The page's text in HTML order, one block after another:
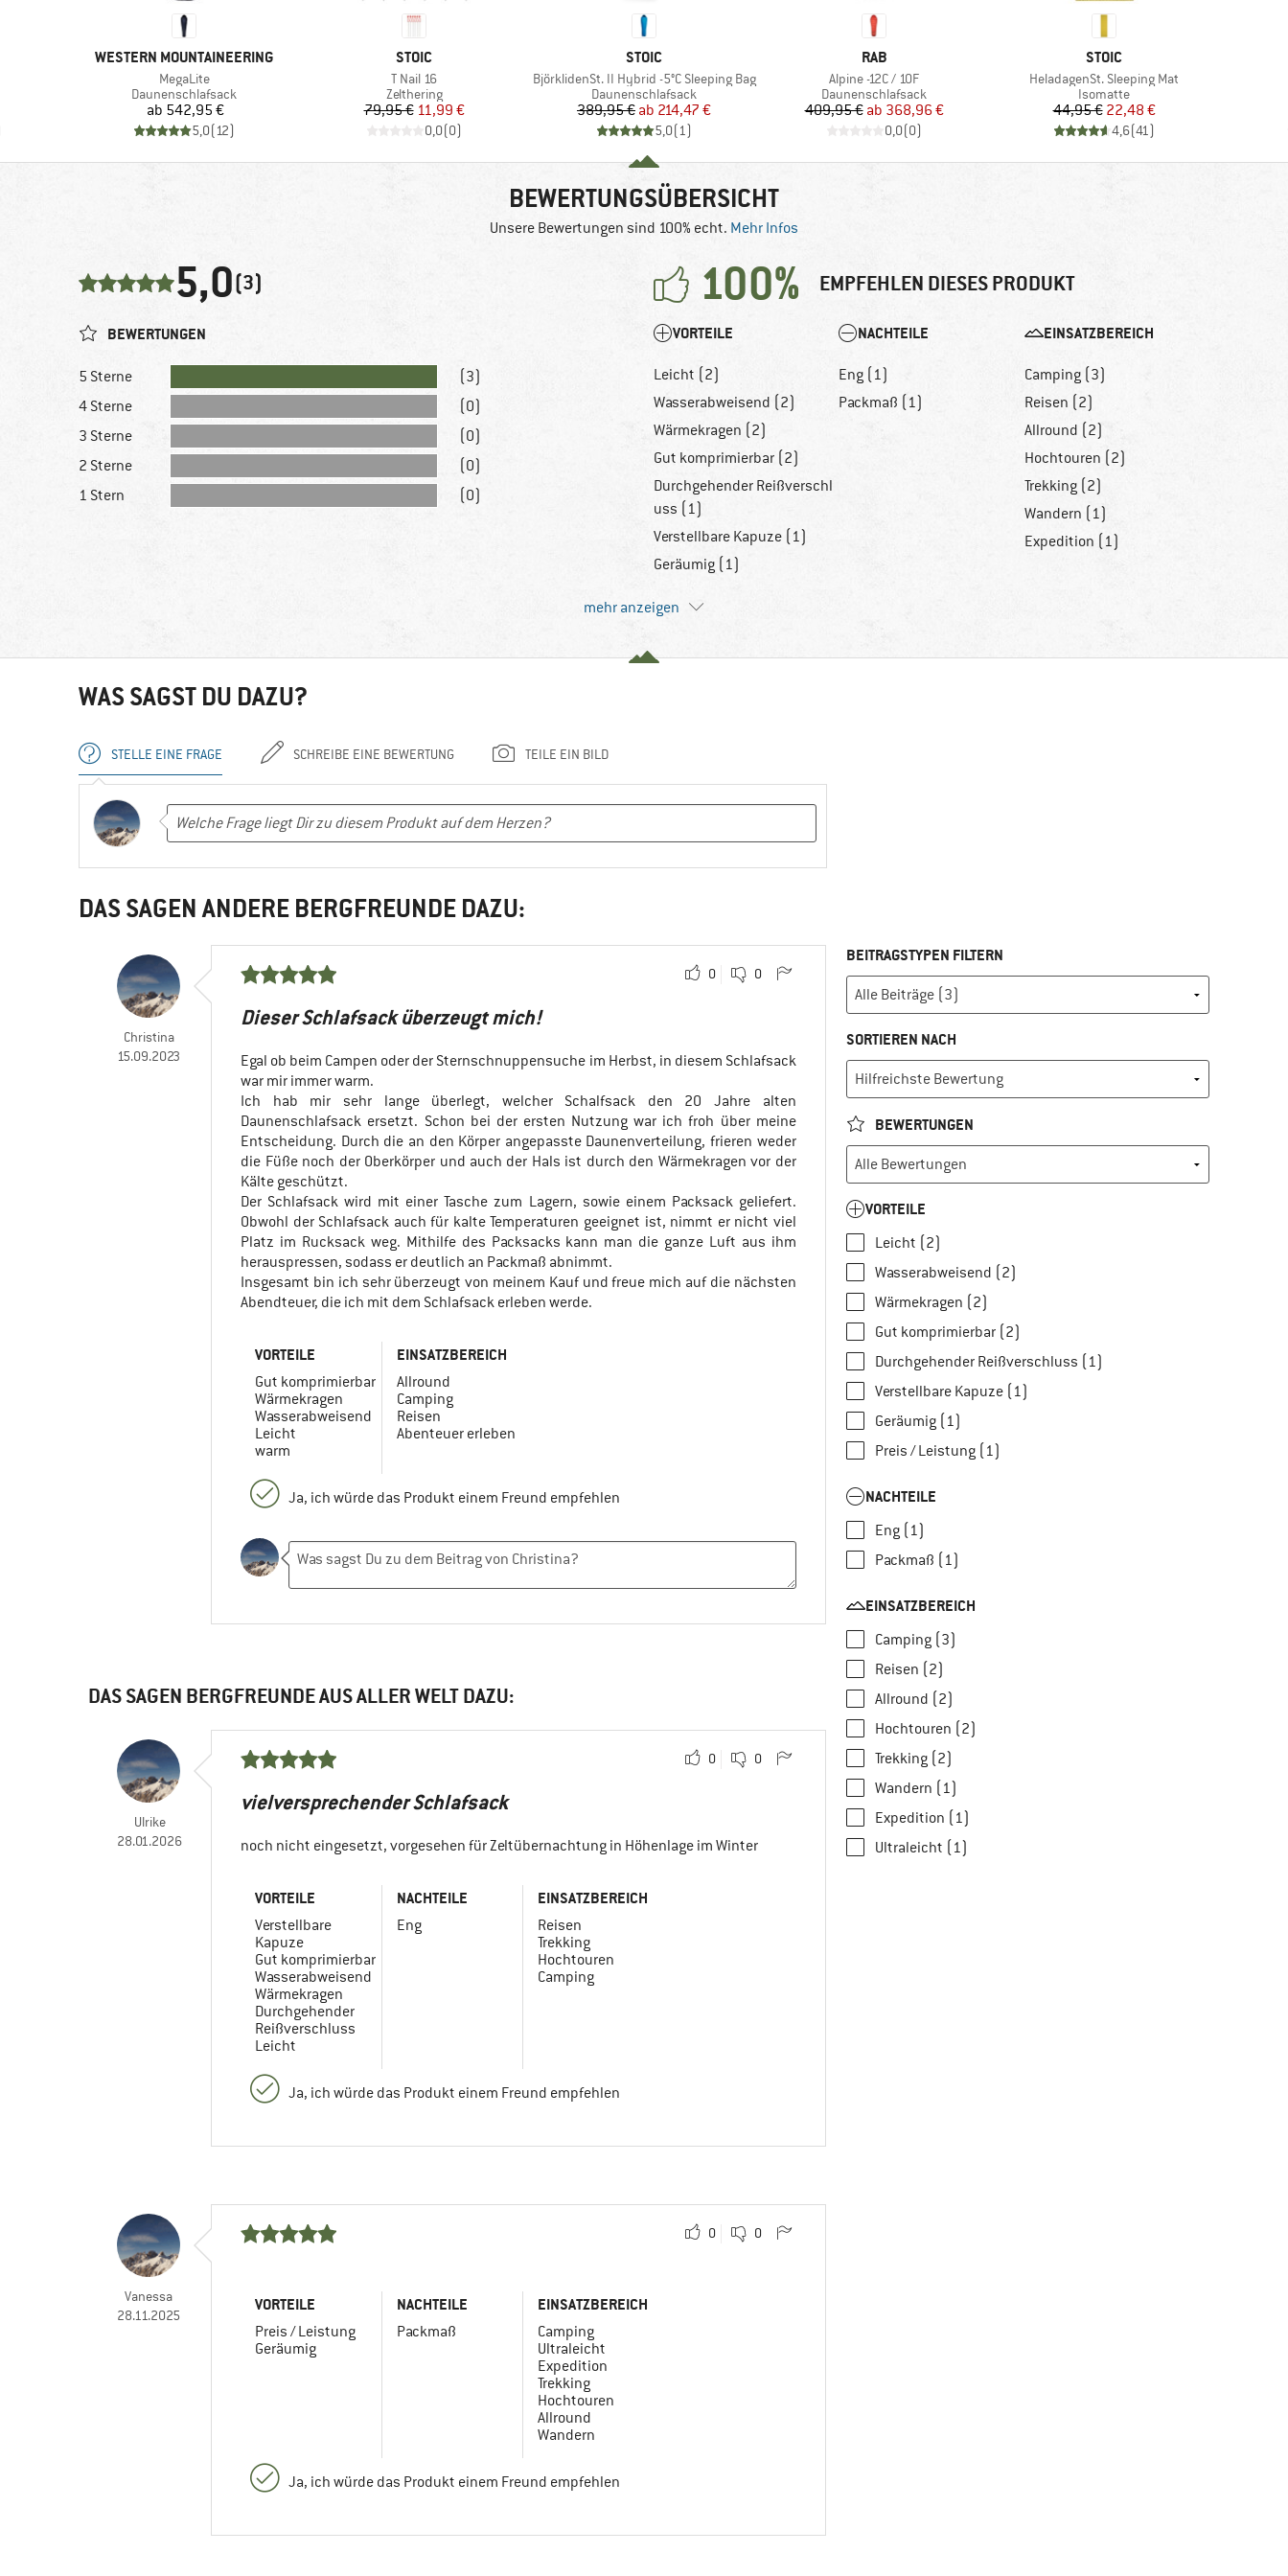
MARKE
WESTERN MOUNTAINEERING
Artikel
MegaLite
Produktgruppe
Daunenschlafsack
Preis
ab 542,95 €
5,0(12)
MARKE
STOIC
Artikel
T Nail 16
Produktgruppe
Zelthering
Preis
79,95 €reduzierter Preis
11,99 €
0,0(0)
MARKE
STOIC
Artikel
BjörklidenSt. II Hybrid -5°C Sleeping Bag
Produktgruppe
Daunenschlafsack
Preis
389,95 € reduzierter Preis
ab 214,47 €
5,0(1)
MARKE
RAB
Artikel
Alpine -12C / 10F
Produktgruppe
Daunenschlafsack
Preis
409,95 € reduzierter Preis
ab 368,96 €
0,0(0)
MARKE
STOIC
Artikel
HeladagenSt. Sleeping Mat
Produktgruppe
Isomatte
Preis
44,95 €reduzierter Preis
22,48 €
4,6(41)
BEWERTUNGSÜBERSICHT
Unsere Bewertungen sind 100% echt. Mehr Infos
5,0(3) 100% EMPFEHLEN DIESES PRODUKT
BEWERTUNGEN
5 Sterne
(3)
4 Sterne
(0)
3 Sterne
(0)
2 Sterne
(0)
1 Stern
(0)
VORTEILE
Leicht (2)
Wasserabweisend (2)
Wärmekragen (2)
Gut komprimierbar (2)
Durchgehender Reißverschl
uss (1)
Verstellbare Kapuze (1)
Geräumig (1)
NACHTEILE
Eng (1)
Packmaß (1)
EINSATZBEREICH
Camping (3)
Reisen (2)
Allround (2)
Hochtouren (2)
Trekking (2)
Wandern (1)
Expedition (1)
mehr anzeigen
WAS SAGST DU DAZU?
STELLE EINE FRAGE SCHREIBE EINE BEWERTUNG TEILE EIN BILD
DAS SAGEN ANDERE BERGFREUNDE DAZU:
Christina
15.09.2023
0 0
Dieser Schlafsack überzeugt mich!
Egal ob beim Campen oder der Sternschnuppensuche im Herbst, in diesem Schlafsack
war mir immer warm.
Ich hab mir sehr lange überlegt, welcher Schalfsack den 20 Jahre alten
Daunenschlafsack ersetzt. Schon bei der ersten Nutzung war ich froh über meine
Entscheidung. Durch die an den Körper angepasste Daunenverteilung, frieren weder
die Füße noch der Oberkörper und auch der Hals ist durch den Wärmekragen vor der
Kälte geschützt.
Der Schlafsack wird mit einer Tasche zum Lagern, sowie einem Packsack geliefert.
Obwohl der Schlafsack auch für kalte Temperaturen geeignet ist, nimmt er nicht viel
Platz im Rucksack weg. Mithilfe des Packsacks kann man die ganze Luft aus ihm
herauspressen, sodass er deutlich an Packmaß abnimmt.
Insgesamt bin ich sehr überzeugt von meinem Kauf und freue mich auf die nächsten
Abendteuer, die ich mit dem Schlafsack erleben werde.
VORTEILE
Gut komprimierbar
Wärmekragen
Wasserabweisend
Leicht
warm
EINSATZBEREICH
Allround
Camping
Reisen
Abenteuer erleben
Ja, ich würde das Produkt einem Freund empfehlen
DAS SAGEN BERGFREUNDE AUS ALLER WELT DAZU:
Ulrike
28.01.2026
0 0
vielversprechender Schlafsack
noch nicht eingesetzt, vorgesehen für Zeltübernachtung in Höhenlage im Winter
VORTEILE
Verstellbare
Kapuze
Gut komprimierbar
Wasserabweisend
Wärmekragen
Durchgehender
Reißverschluss
Leicht
NACHTEILE
Eng
EINSATZBEREICH
Reisen
Trekking
Hochtouren
Camping
Ja, ich würde das Produkt einem Freund empfehlen
Vanessa
28.11.2025
0 0
VORTEILE
Preis / Leistung
Geräumig
NACHTEILE
Packmaß
EINSATZBEREICH
Camping
Ultraleicht
Expedition
Trekking
Hochtouren
Allround
Wandern
Ja, ich würde das Produkt einem Freund empfehlen
BEITRAGSTYPEN FILTERN
SORTIEREN NACH
BEWERTUNGEN
VORTEILE
Leicht (2)
Wasserabweisend (2)
Wärmekragen (2)
Gut komprimierbar (2)
Durchgehender Reißverschluss (1)
Verstellbare Kapuze (1)
Geräumig (1)
Preis / Leistung (1)
NACHTEILE
Eng (1)
Packmaß (1)
EINSATZBEREICH
Camping (3)
Reisen (2)
Allround (2)
Hochtouren (2)
Trekking (2)
Wandern (1)
Expedition (1)
Ultraleicht (1)